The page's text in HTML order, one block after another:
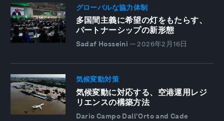
グローバルな協力体制
多国間主義に希望の灯をもたらす、
パートナーシップの新形態
Sadaf Hosseini — 2026年2月16日
気候変動対策
気候変動に対応する、空港運用レジ
リエンスの構築方法
Dario Campo Dall'Orto and Cade